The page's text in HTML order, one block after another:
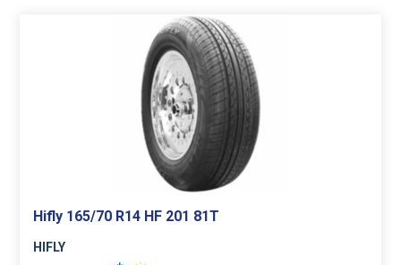
Hifly 165/70 R14 HF 201 81T
HIFLY